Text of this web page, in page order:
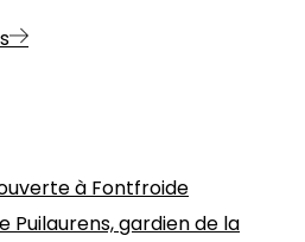
à Fontfroide
Puilaurens, gardien de la